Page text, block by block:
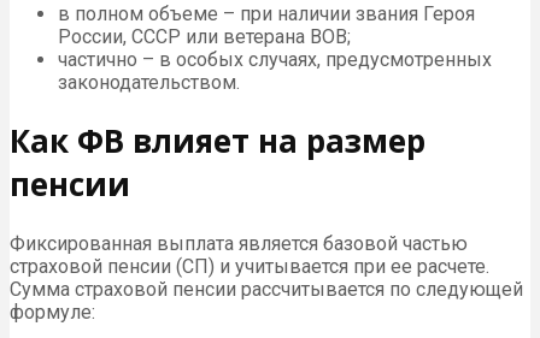
в полном объеме – при наличии звания Героя
России, СССР или ветерана ВОВ;
частично – в особых случаях, предусмотренных
законодательством.
Как ФВ влияет на размер
пенсии
Фиксированная выплата является базовой частью
страховой пенсии (СП) и учитывается при ее расчете.
Сумма страховой пенсии рассчитывается по следующей
формуле: